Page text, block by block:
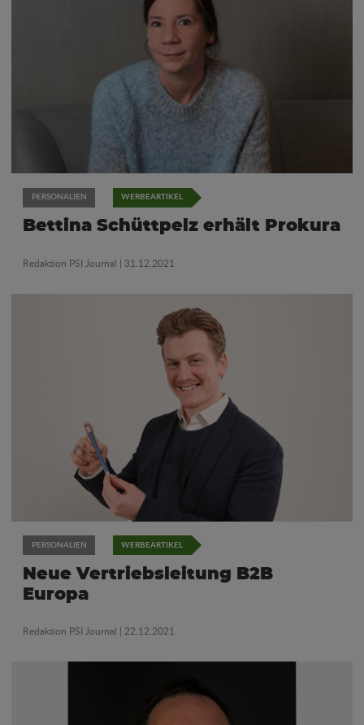
PERSONALIEN WERBEARTIKEL
Bettina Schüttpelz erhält Prokura
Redaktion PSI Journal | 31.12.2021
PERSONALIEN WERBEARTIKEL
Neue Vertriebsleitung B2B
Europa
Redaktion PSI Journal | 22.12.2021